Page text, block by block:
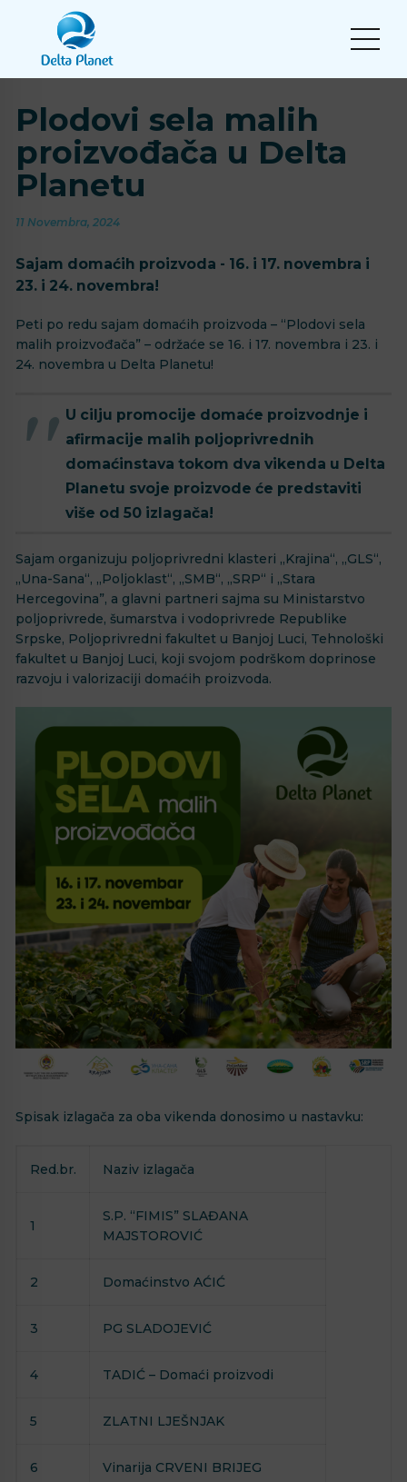
Plodovi sela malih
proizvođača u Delta
Planetu
11 Novembra, 2024
Sajam domaćih proizvoda - 16. i 17. novembra i
23. i 24. novembra!
Peti po redu sajam domaćih proizvoda – “Plodovi sela
malih proizvođača” – održaće se 16. i 17. novembra i 23. i
24. novembra u Delta Planetu!
U cilju promocije domaće proizvodnje i
afirmacije malih poljoprivrednih
domaćinstava tokom dva vikenda u Delta
Planetu svoje proizvode će predstaviti
više od 50 izlagača!
Sajam organizuju poljoprivredni klasteri „Krajina“, „GLS“,
„Una-Sana“, „Poljoklast“, „SMB“, „SRP“ i „Stara
Hercegovina”, a glavni partneri sajma su Ministarstvo
poljoprivrede, šumarstva i vodoprivrede Republike
Srpske, Poljoprivredni fakultet u Banjoj Luci, Tehnološki
fakultet u Banjoj Luci, koji svojom podrškom doprinose
razvoju i valorizaciji domaćih proizvoda.
Spisak izlagača za oba vikenda donosimo u nastavku:
Red.br. Naziv izlagača
1
S.P. “FIMIS” SLAĐANA
MAJSTOROVIĆ
2 Domaćinstvo AĆIĆ
3 PG SLADOJEVIĆ
4 TADIĆ – Domaći proizvodi
5 ZLATNI LJEŠNJAK
6 Vinarija CRVENI BRIJEG